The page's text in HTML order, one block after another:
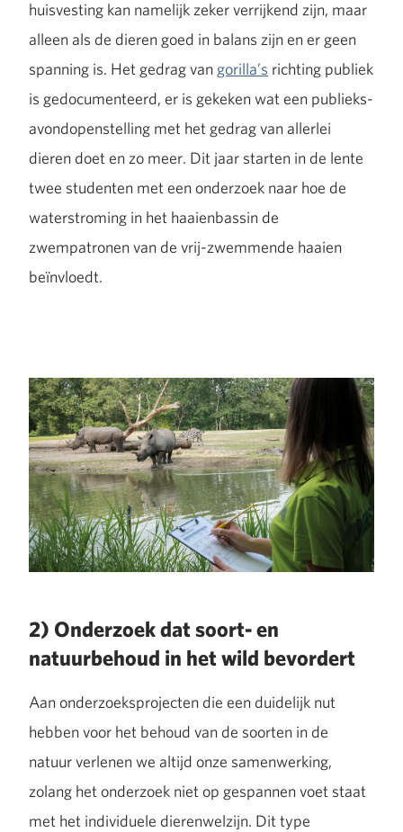
huisvesting kan namelijk zeker verrijkend zijn, maar
alleen als de dieren goed in balans zijn en er geen
spanning is. Het gedrag van gorilla’s richting publiek
is gedocumenteerd, er is gekeken wat een publieks-
avondopenstelling met het gedrag van allerlei
dieren doet en zo meer. Dit jaar starten in de lente
twee studenten met een onderzoek naar hoe de
waterstroming in het haaienbassin de
zwempatronen van de vrij-zwemmende haaien
beïnvloedt.
2) Onderzoek dat soort- en
natuurbehoud in het wild bevordert
Aan onderzoeksprojecten die een duidelijk nut
hebben voor het behoud van de soorten in de
natuur verlenen we altijd onze samenwerking,
zolang het onderzoek niet op gespannen voet staat
met het individuele dierenwelzijn. Dit type